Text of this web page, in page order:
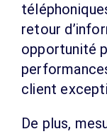
retour
opportunité
client
De plus,